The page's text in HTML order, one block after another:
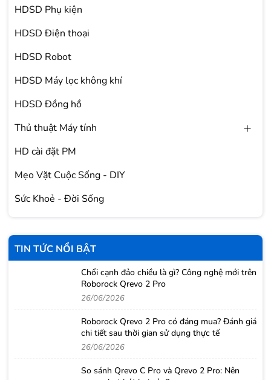
HDSD Phụ kiện
HDSD Điện thoại
HDSD Robot
HDSD Máy lọc không khí
HDSD Đồng hồ
Thủ thuật Máy tính
HD cài đặt PM
Mẹo Vặt Cuộc Sống - DIY
Sức Khoẻ - Đời Sống
TIN TỨC NỔI BẬT
Chổi cạnh đảo chiều là gì? Công nghệ mới trên
Roborock Qrevo 2 Pro
26/06/2026
Roborock Qrevo 2 Pro có đáng mua? Đánh giá
chi tiết sau thời gian sử dụng thực tế
26/06/2026
So sánh Qrevo C Pro và Qrevo 2 Pro: Nên